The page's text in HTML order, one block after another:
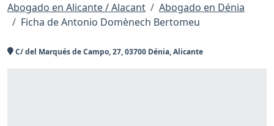
Abogado en Alicante / Alacant
Abogado en Dénia
Ficha de Antonio Domènech Bertomeu
C/ del Marqués de Campo, 27, 03700 Dénia, Alicante